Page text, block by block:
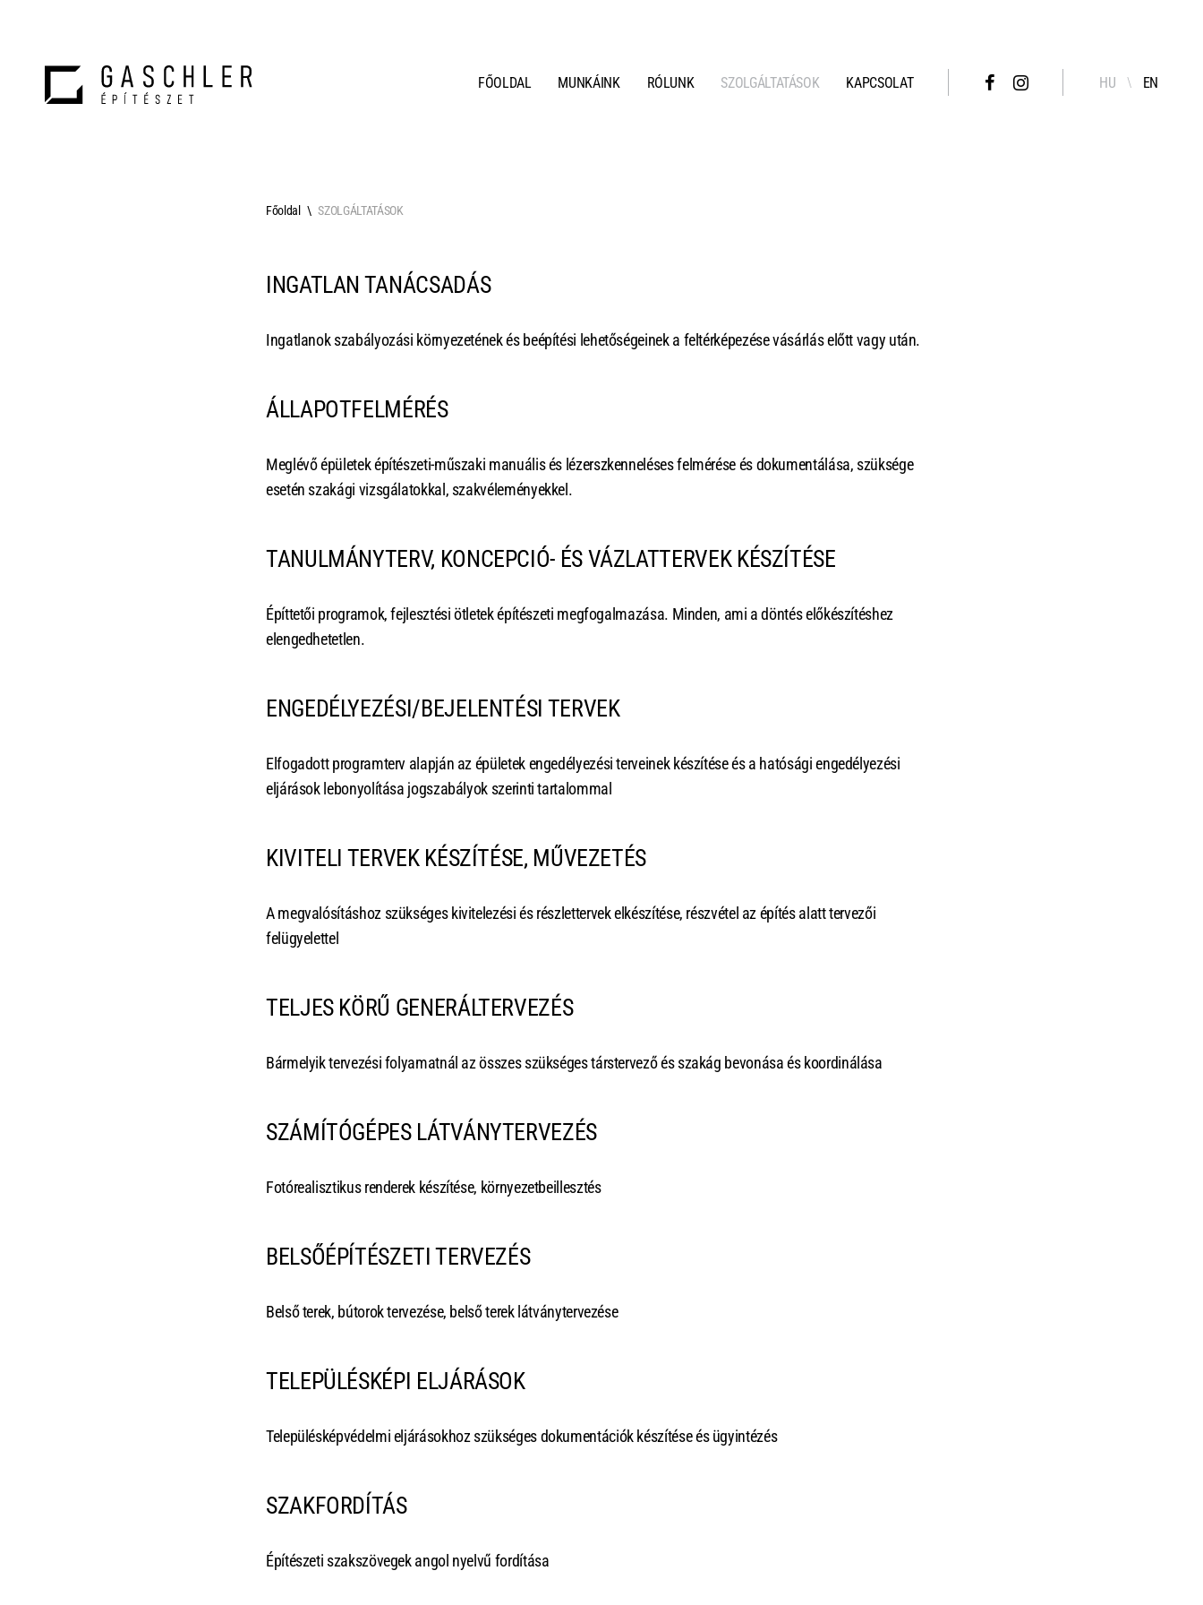
FŐOLDAL MUNKÁINK RÓLUNK SZOLGÁLTATÁSOK KAPCSOLAT HU EN
Főoldal SZOLGÁLTATÁSOK
INGATLAN TANÁCSADÁS
Ingatlanok szabályozási környezetének és beépítési lehetőségeinek a feltérképezése vásárlás előtt vagy után.
ÁLLAPOTFELMÉRÉS
Meglévő épületek építészeti-műszaki manuális és lézerszkenneléses felmérése és dokumentálása, szüksége
esetén szakági vizsgálatokkal, szakvéleményekkel.
TANULMÁNYTERV, KONCEPCIÓ- ÉS VÁZLATTERVEK KÉSZÍTÉSE
Építtetői programok, fejlesztési ötletek építészeti megfogalmazása. Minden, ami a döntés előkészítéshez
elengedhetetlen.
ENGEDÉLYEZÉSI/BEJELENTÉSI TERVEK
Elfogadott programterv alapján az épületek engedélyezési terveinek készítése és a hatósági engedélyezési
eljárások lebonyolítása jogszabályok szerinti tartalommal
KIVITELI TERVEK KÉSZÍTÉSE, MŰVEZETÉS
A megvalósításhoz szükséges kivitelezési és részlettervek elkészítése, részvétel az építés alatt tervezői
felügyelettel
TELJES KÖRŰ GENERÁLTERVEZÉS
Bármelyik tervezési folyamatnál az összes szükséges társtervező és szakág bevonása és koordinálása
SZÁMÍTÓGÉPES LÁTVÁNYTERVEZÉS
Fotórealisztikus renderek készítése, környezetbeillesztés
BELSŐÉPÍTÉSZETI TERVEZÉS
Belső terek, bútorok tervezése, belső terek látványtervezése
TELEPÜLÉSKÉPI ELJÁRÁSOK
Településképvédelmi eljárásokhoz szükséges dokumentációk készítése és ügyintézés
SZAKFORDÍTÁS
Építészeti szakszövegek angol nyelvű fordítása